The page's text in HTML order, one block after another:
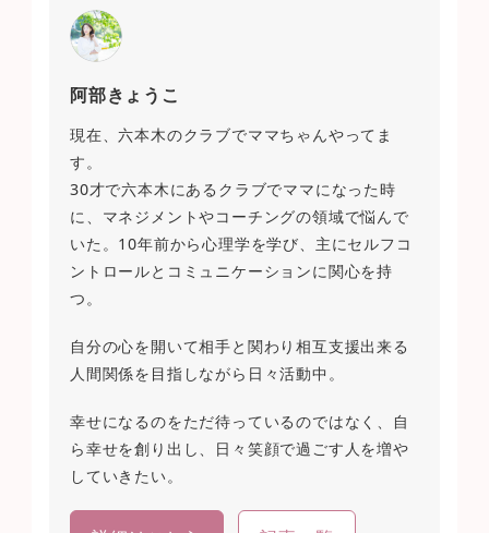
阿部きょうこ
現在、六本木のクラブでママちゃんやってま
す。
30才で六本木にあるクラブでママになった時
に、マネジメントやコーチングの領域で悩んで
いた。10年前から心理学を学び、主にセルフコ
ントロールとコミュニケーションに関心を持
つ。
自分の心を開いて相手と関わり相互支援出来る
人間関係を目指しながら日々活動中。
幸せになるのをただ待っているのではなく、自
ら幸せを創り出し、日々笑顔で過ごす人を増や
していきたい。